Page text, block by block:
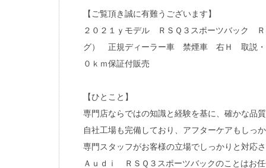
【ご覧頂き誠に有難うございます】
２０２１ｙモデル ＲＳＱ３スポーツバック Ｒ
グ） 正規ディーラー車 禁煙車 右Ｈ 取説・
０ｋｍ保証付販売
【ひとこと】
専門店ならではの知識と経験を基に、確かな品
自社工場も完備しており、アフターケアもし
専門スタッフがお客様の立場でしっかりと対応
Ａｕｄｉ ＲＳＱ３スポーツバックのことはお